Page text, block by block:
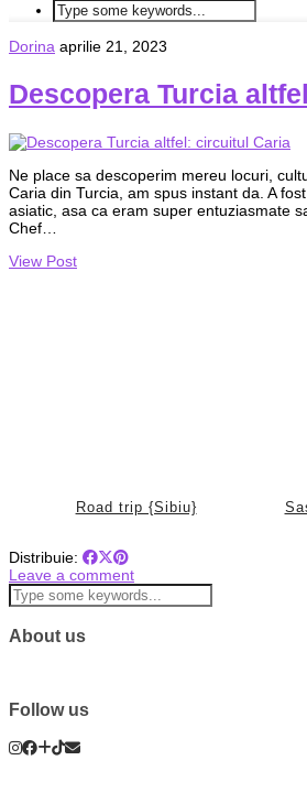
Dorina aprilie 21, 2023
Descopera Turcia
Ne place sa descoperim mereu locuri,
Caria din Turcia, am spus instant da. A
asiatic, asa ca eram super entuziasmate
Chef…
View Post
Road trip {Sibiu}
Distribuie:
Leave a comment
About us
Follow us